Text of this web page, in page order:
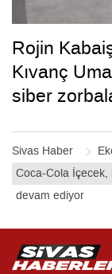
Sivas Haber
Coca-Cola İçecek,
devam ediyor
Rojin
Kıvanç
siber